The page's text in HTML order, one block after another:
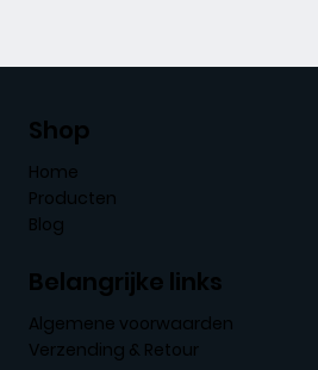
Shop
Home
Producten
Blog
Belangrijke links
Algemene voorwaarden
Verzending & Retour